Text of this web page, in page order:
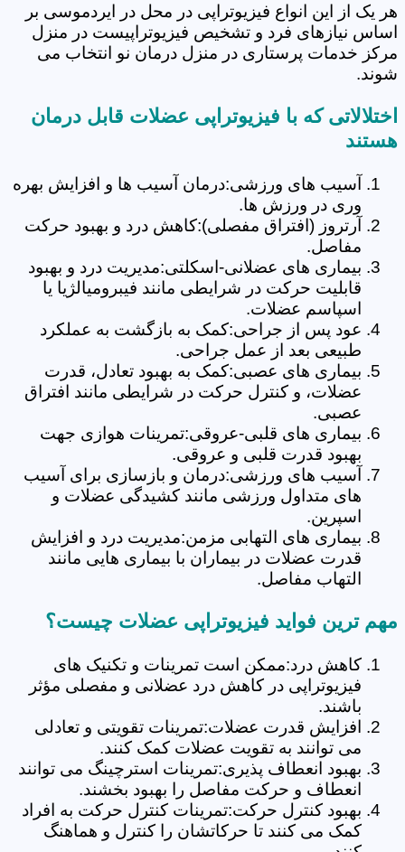
هر یک از این انواع فیزیوتراپی در محل در ایردموسی بر
اساس نیازهای فرد و تشخیص فیزیوتراپیست در منزل
مرکز خدمات پرستاری در منزل درمان نو انتخاب می
شوند.
اختلالاتی که با فیزیوتراپی عضلات قابل درمان
هستند
آسیب های ورزشی:درمان آسیب ها و افزایش بهره
وری در ورزش ها.
آرتروز (افتراق مفصلی):کاهش درد و بهبود حرکت
مفاصل.
بیماری های عضلانی-اسکلتی:مدیریت درد و بهبود
قابلیت حرکت در شرایطی مانند فیبرومیالژیا یا
اسپاسم عضلات.
عود پس از جراحی:کمک به بازگشت به عملکرد
طبیعی بعد از عمل جراحی.
بیماری های عصبی:کمک به بهبود تعادل، قدرت
عضلات، و کنترل حرکت در شرایطی مانند افتراق
عصبی.
بیماری های قلبی-عروقی:تمرینات هوازی جهت
بهبود قدرت قلبی و عروقی.
آسیب های ورزشی:درمان و بازسازی برای آسیب
های متداول ورزشی مانند کشیدگی عضلات و
اسپرین.
بیماری های التهابی مزمن:مدیریت درد و افزایش
قدرت عضلات در بیماران با بیماری هایی مانند
التهاب مفاصل.
مهم ترین فواید فیزیوتراپی عضلات چیست؟
کاهش درد:ممکن است تمرینات و تکنیک های
فیزیوتراپی در کاهش درد عضلانی و مفصلی مؤثر
باشند.
افزایش قدرت عضلات:تمرینات تقویتی و تعادلی
می توانند به تقویت عضلات کمک کنند.
بهبود انعطاف پذیری:تمرینات استرچینگ می توانند
انعطاف و حرکت مفاصل را بهبود بخشند.
بهبود کنترل حرکت:تمرینات کنترل حرکت به افراد
کمک می کنند تا حرکاتشان را کنترل و هماهنگ